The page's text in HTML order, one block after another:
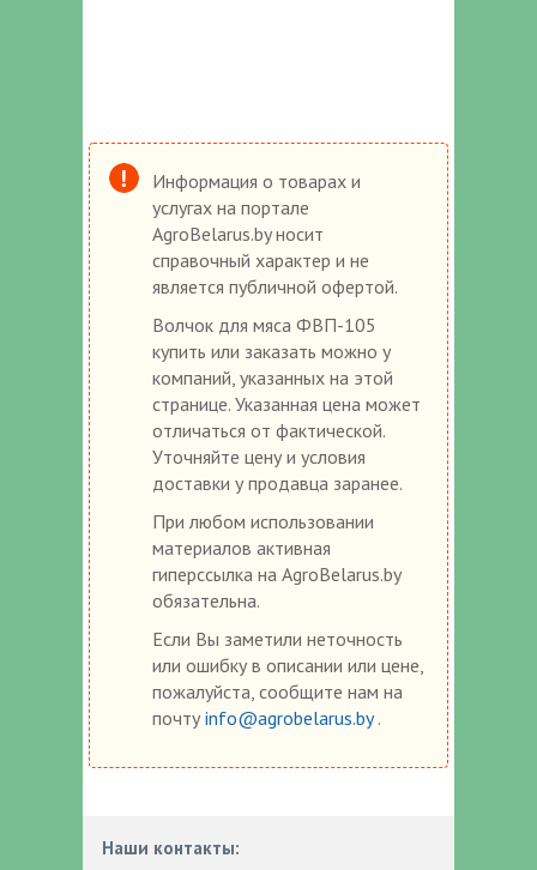
Информация о товарах и
услугах на портале
AgroBelarus.by носит
справочный характер и не
является публичной офертой.
Волчок для мяса ФВП-105
купить или заказать можно у
компаний, указанных на этой
странице. Указанная цена может
отличаться от фактической.
Уточняйте цену и условия
доставки у продавца заранее.
При любом использовании
материалов активная
гиперссылка на AgroBelarus.by
обязательна.
Если Вы заметили неточность
или ошибку в описании или цене,
пожалуйста, сообщите нам на
почту info@agrobelarus.by.
Наши контакты: